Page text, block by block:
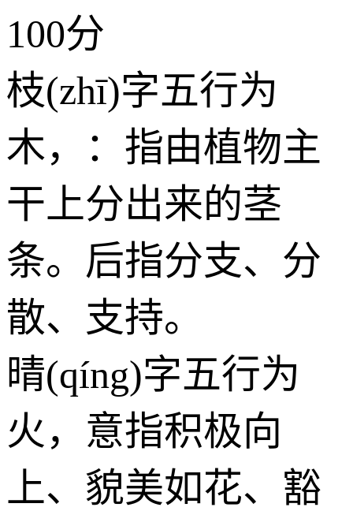
100分
枝(zhī)字五行为
木，：指由植物主
干上分出来的茎
条。后指分支、分
散、支持。
晴(qíng)字五行为
火 ，意指积极向
上、貌美如花、豁